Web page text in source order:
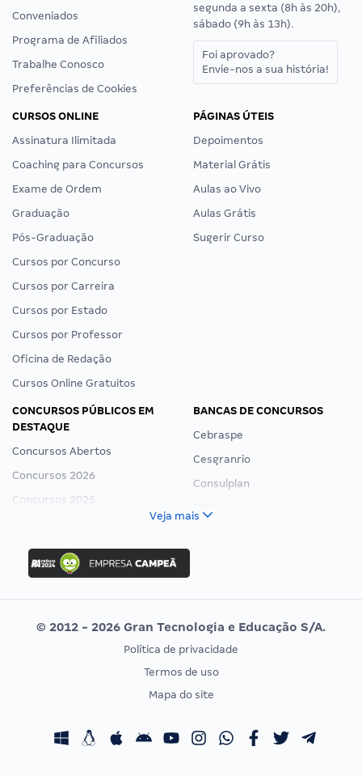
Conveniados
Programa de Afiliados
Trabalhe Conosco
Preferências de Cookies
segunda a sexta (8h às 20h),
sábado (9h às 13h).
Foi aprovado?
Envie-nos a sua história!
CURSOS ONLINE
Assinatura Ilimitada
Coaching para Concursos
Exame de Ordem
Graduação
Pós-Graduação
Cursos por Concurso
Cursos por Carreira
Cursos por Estado
Cursos por Professor
Oficina de Redação
Cursos Online Gratuitos
PÁGINAS ÚTEIS
Depoimentos
Material Grátis
Aulas ao Vivo
Aulas Grátis
Sugerir Curso
CONCURSOS PÚBLICOS EM
DESTAQUE
Concursos Abertos
Concursos 2026
Concursos 2025
Concurso Nacional Unificado
Concurso Ibama
Concurso MPU
Editais publicados
BANCAS DE CONCURSOS
Cebraspe
Cesgranrio
Consulplan
Vunesp
CONCURSOS POR PROFISSÃO
Concursos Fiscais
EXAME DE ORDEM
Calendário OAB
Veja mais
© 2012 - 2026 Gran Tecnologia e Educação S/A.
Política de privacidade
Termos de uso
Mapa do site